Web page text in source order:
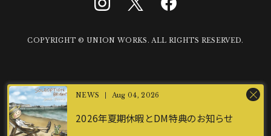
Aug 04, 2026
2026年夏期休暇とDM特典のお知らせ
COPYRIGHT © UNION WORKS. ALL RIGHTS RESERVED.